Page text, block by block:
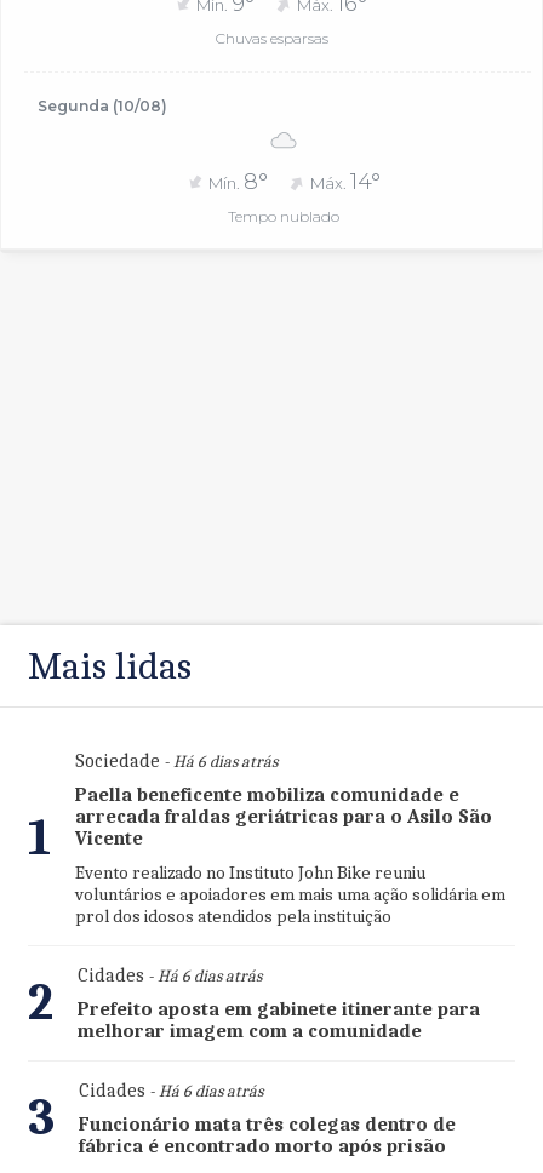
Mín. Máx.
Chuvas esparsas
Segunda (10/08)
Mín. 8° Máx. 14°
Tempo nublado
Mais lidas
1
Sociedade - Há 6 dias atrás
Paella beneficente mobiliza comunidade e
arrecada fraldas geriátricas para o Asilo São
Vicente
Evento realizado no Instituto John Bike reuniu
voluntários e apoiadores em mais uma ação solidária em
prol dos idosos atendidos pela instituição
2 Cidades - Há 6 dias atrás
Prefeito aposta em gabinete itinerante para
melhorar imagem com a comunidade
3 Cidades - Há 6 dias atrás
Funcionário mata três colegas dentro de
fábrica é encontrado morto após prisão